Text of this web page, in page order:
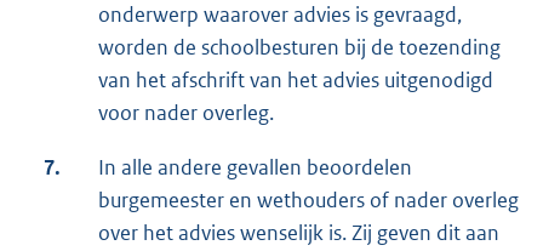
onderwerp waarover advies is gevraagd,
worden de schoolbesturen bij de toezending
van het afschrift van het advies uitgenodigd
voor nader overleg.
7.
In alle andere gevallen beoordelen
burgemeester en wethouders of nader overleg
over het advies wenselijk is. Zij geven dit aan